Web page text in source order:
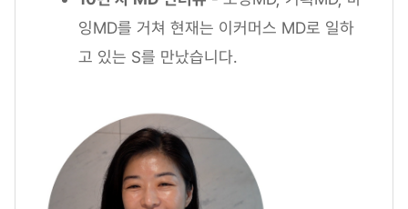
잉MD를 거쳐 현재는 이커머스 MD로 일하
고 있는 S를 만났습니다.